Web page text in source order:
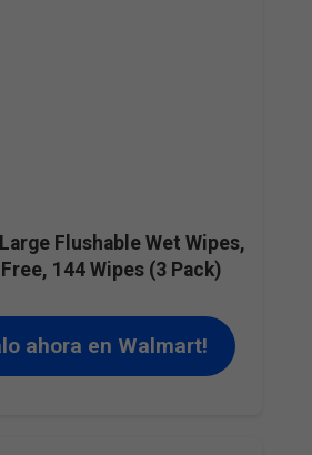
Flushable Wet Wipes,
144 Wipes (3 Pack)
ahora en Walmart!